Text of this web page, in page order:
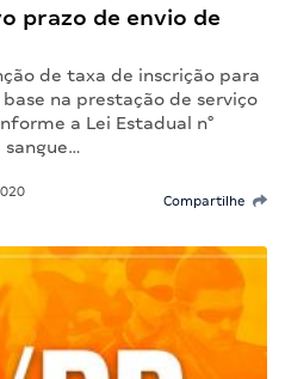
prazo de envio de
de taxa de inscrição para
base na prestação de serviço
a Lei Estadual n°
sangue…
Compartilhe